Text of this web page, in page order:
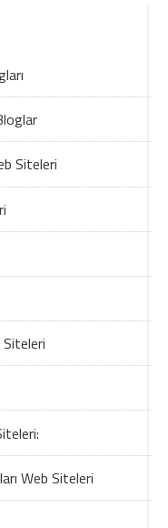
Siteleri
Web Siteleri